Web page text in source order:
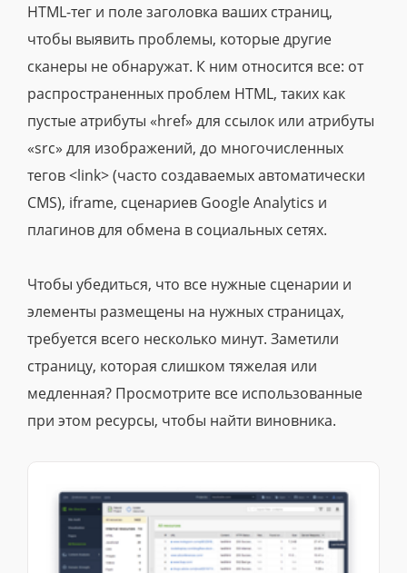
HTML-тег и поле заголовка ваших страниц,
чтобы выявить проблемы, которые другие
сканеры не обнаружат. К ним относится все: от
распространенных проблем HTML, таких как
пустые атрибуты «href» для ссылок или атрибуты
«src» для изображений, до многочисленных
тегов <link> (часто создаваемых автоматически
CMS), iframe, сценариев Google Analytics и
плагинов для обмена в социальных сетях.
Чтобы убедиться, что все нужные сценарии и
элементы размещены на нужных страницах,
требуется всего несколько минут. Заметили
страницу, которая слишком тяжелая или
медленная? Просмотрите все использованные
при этом ресурсы, чтобы найти виновника.